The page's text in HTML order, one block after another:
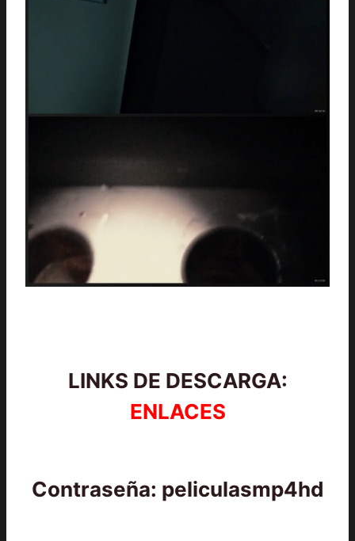
LINKS DE DESCARGA:
ENLACES
Contraseña: peliculasmp4hd